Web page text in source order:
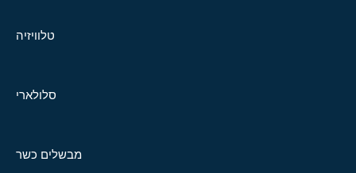
טלוויזיה
סלולארי
מבשלים כשר